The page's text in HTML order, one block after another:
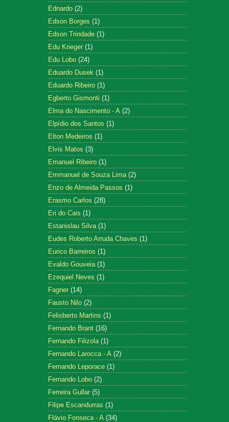
Ednardo (2)
Edson Borges (1)
Edson Trindade (1)
Edu Krieger (1)
Edu Lobo (24)
Eduardo Dusek (1)
Eduardo Ribeiro (1)
Egberto Gismonti (1)
Elma do Nascimento - A (2)
Elpídio dos Santos (1)
Elton Medeiros (1)
Elvis Matos (3)
Emanuel Ribeiro (1)
Emmanuel de Souza Lima (2)
Enzo de Almeida Passos (1)
Erasmo Carlos (28)
Eri do Cais (1)
Estanislau Silva (1)
Eudes Roberto Arruda Chaves (1)
Eurico Barreiros (1)
Evaldo Gouveia (1)
Ezequiel Neves (1)
Fagner (14)
Fausto Nilo (2)
Felisberto Martins (1)
Fernando Brant (16)
Fernando Filizola (1)
Fernando Larocca - A (2)
Fernando Leporace (1)
Fernando Lobo (2)
Ferreira Gullar (5)
Filipe Escandurras (1)
Flávio Fonseca - A (34)